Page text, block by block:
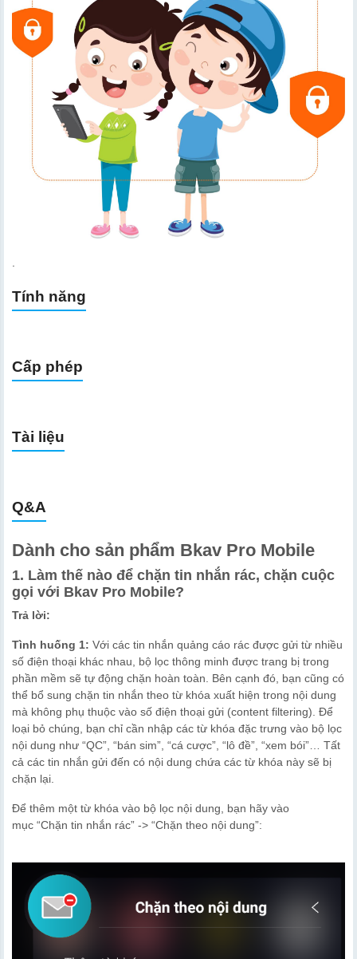
.
Tính năng
Cấp phép
Tài liệu
Q&A
Dành cho sản phẩm Bkav Pro Mobile
1. Làm thế nào để chặn tin nhắn rác, chặn cuộc
gọi với Bkav Pro Mobile?
Trả lời:
Tình huống 1: Với các tin nhắn quảng cáo rác được gửi từ nhiều
số điện thoại khác nhau, bộ lọc thông minh được trang bị trong
phần mềm sẽ tự động chặn hoàn toàn. Bên cạnh đó, bạn cũng có
thể bổ sung chặn tin nhắn theo từ khóa xuất hiện trong nội dung
mà không phụ thuộc vào số điện thoại gửi (content filtering). Để
loại bỏ chúng, bạn chỉ cần nhập các từ khóa đặc trưng vào bộ lọc
nội dung như “QC”, “bán sim”, “cá cược”, “lô đề”, “xem bói”… Tất
cả các tin nhắn gửi đến có nội dung chứa các từ khóa này sẽ bị
chặn lại.
Để thêm một từ khóa vào bộ lọc nội dung, bạn hãy vào
mục “Chặn tin nhắn rác” -> “Chặn theo nội dung”: